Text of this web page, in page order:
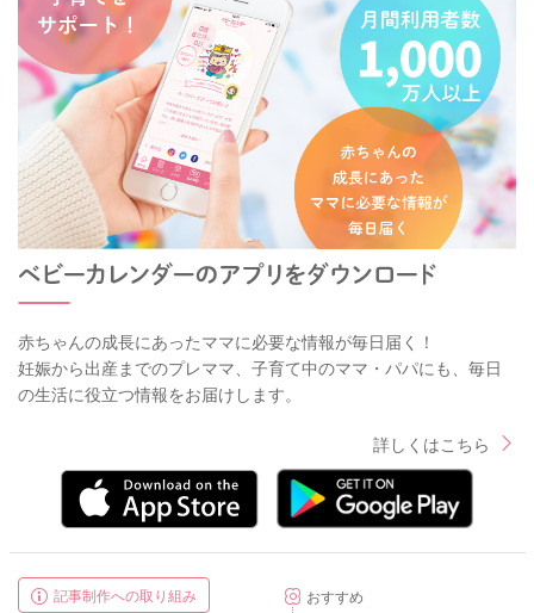
赤ちゃんの成長にあったママに必要な情報が毎日届く！
妊娠から出産までのプレママ、子育て中のママ・パパにも、毎日
の生活に役立つ情報をお届けします。
詳しくはこちら
記事制作への取り組み
おすすめ